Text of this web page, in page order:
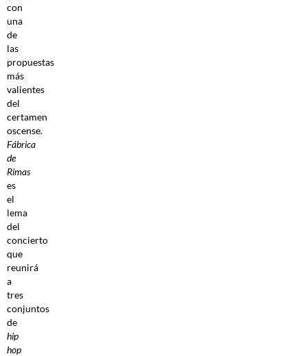
con
una
de
las
propuestas
más
valientes
del
certamen
oscense.
Fábrica
de
Rimas
es
el
lema
del
concierto
que
reunirá
a
tres
conjuntos
de
hip
hop